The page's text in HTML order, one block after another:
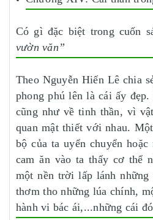
Có gì đặc biệt trong cuốn
vườn văn”
Theo Nguyễn Hiến Lê chia
phong phú lên là cái ấy
cũng như về tinh thần, vì
quan mật thiết với nhau.
bộ của ta uyển chuyển
cam ăn vào ta thấy cơ thể
một nền trời lấp lánh những
thơm tho những lúa chính,
hành vi bác ái,...những cái